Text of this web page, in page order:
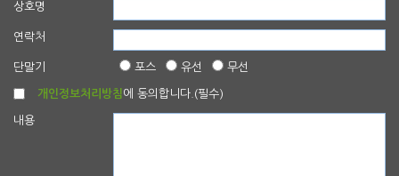
상호명
연락처
단말기 포스 유선 무선
개인정보처리방침에 동의합니다.(필수)
내용